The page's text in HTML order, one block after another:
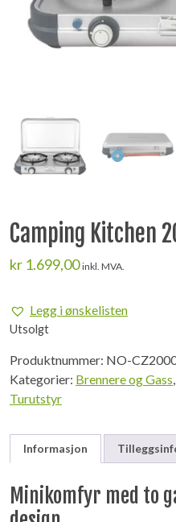
Camping Kitchen
kr 1.699,00 inkl. MVA.
Legg i ønskelisten
Utsolgt
Produktnummer: NO-
Kategorier: Brennere og Gass,
Turutstyr
Informasjon
Minikomfyr med to